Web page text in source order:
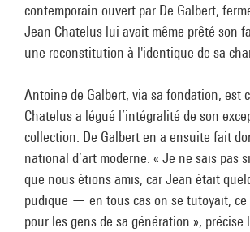
contemporain ouvert par De Galbert,
Jean Chatelus lui avait même prêté son
une reconstitution à l'identique de sa
Antoine de Galbert, via sa fondation, est
Chatelus a légué l’intégralité de son
collection. De Galbert en a ensuite fait
national d’art moderne. « Je ne sais pas
que nous étions amis, car Jean était
pudique — en tous cas on se tutoyait,
pour les gens de sa génération », précise